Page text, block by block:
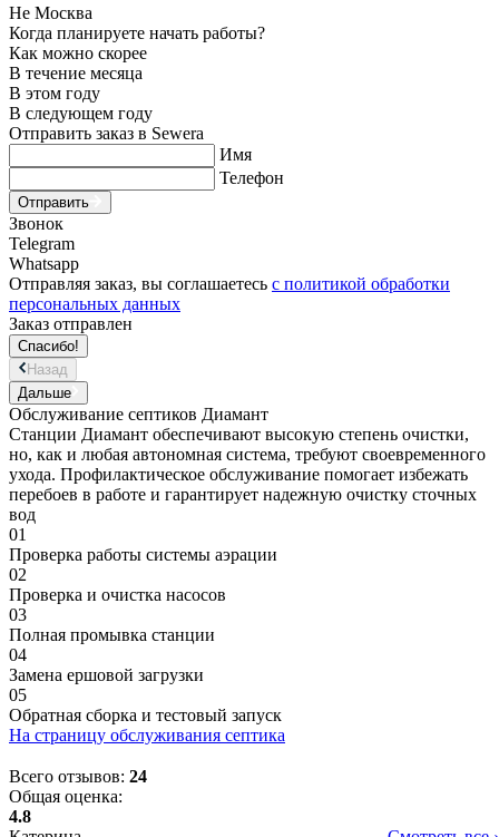
Не Москва
Когда планируете начать работы?
Как можно скорее
В течение месяца
В этом году
В следующем году
Отправить заказ в Sewera
Имя
Телефон
Отправить
Звонок
Telegram
Whatsapp
Отправляя заказ, вы соглашаетесь с политикой обработки
персональных данных
Заказ отправлен
Спасибо!
Назад
Дальше
Обслуживание септиков Диамант
Станции Диамант обеспечивают высокую степень очистки,
но, как и любая автономная система, требуют своевременного
ухода. Профилактическое обслуживание помогает избежать
перебоев в работе и гарантирует надежную очистку сточных
вод
01
Проверка работы системы аэрации
02
Проверка и очистка насосов
03
Полная промывка станции
04
Замена ершовой загрузки
05
Обратная сборка и тестовый запуск
На страницу обслуживания септика
Всего отзывов: 24
Общая оценка:
4.8